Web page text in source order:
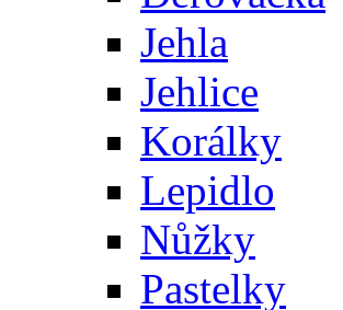
Jehla
Jehlice
Korálky
Lepidlo
Nůžky
Pastelky